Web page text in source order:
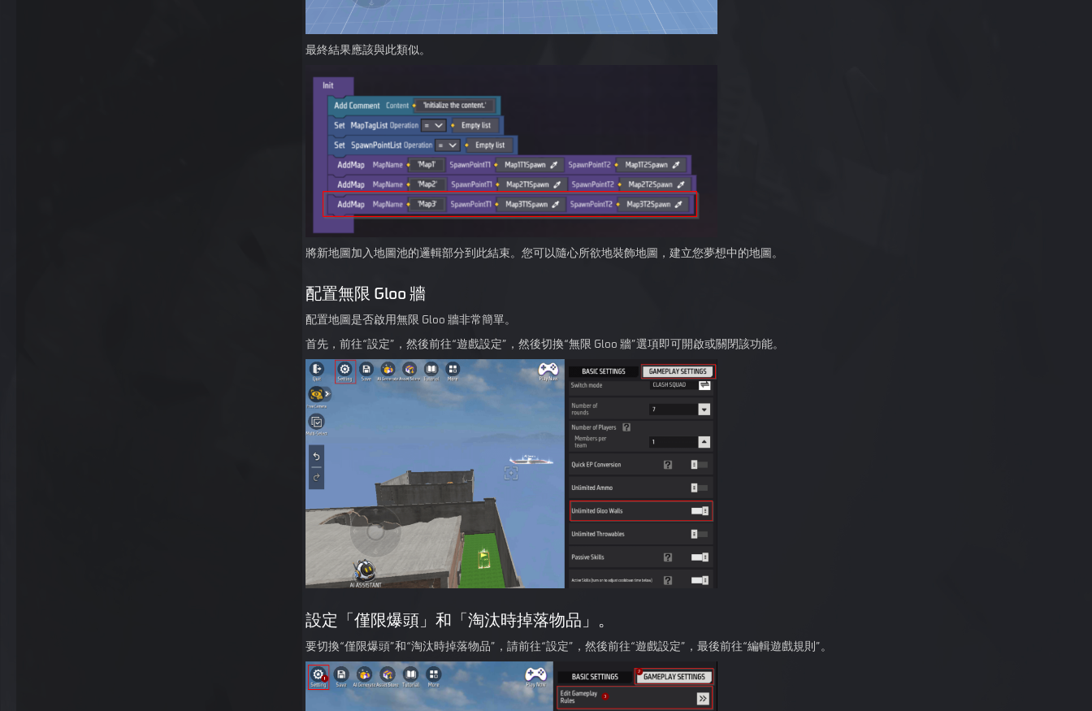
最終結果應該與此類似。
將新地圖加入地圖池的邏輯部分到此結束。您可以隨心所欲地裝飾地圖，建立您夢想中的地圖。
配置無限 Gloo 牆
配置地圖是否啟用無限 Gloo 牆非常簡單。
首先，前往“設定”，然後前往“遊戲設定”，然後切換“無限 Gloo 牆”選項即可開啟或關閉該功能。
設定「僅限爆頭」和「淘汰時掉落物品」。
要切換“僅限爆頭”和“淘汰時掉落物品”，請前往“設定”，然後前往“遊戲設定”，最後前往“編輯遊戲規則”。